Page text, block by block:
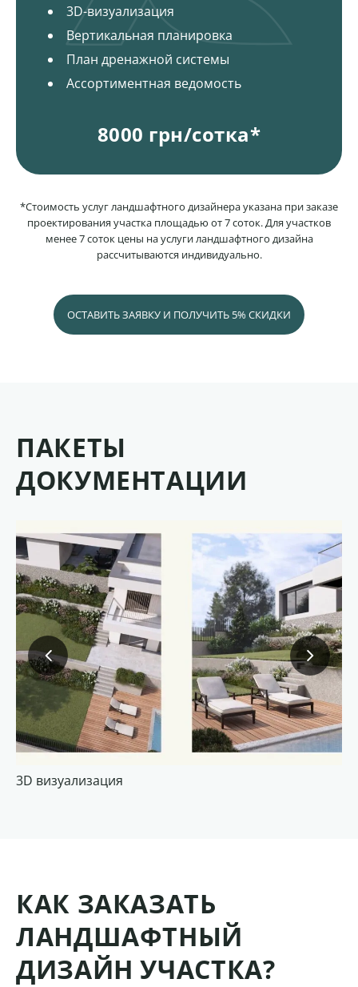
3D-визуализация
Вертикальная планировка
План дренажной системы
Ассортиментная ведомость
8000 грн/сотка*
*Стоимость услуг ландшафтного дизайнера указана при заказе
проектирования участка площадью от 7 соток. Для участков
менее 7 соток цены на услуги ландшафтного дизайна
рассчитываются индивидуально.
ОСТАВИТЬ ЗАЯВКУ И ПОЛУЧИТЬ 5% СКИДКИ
ПАКЕТЫ
ДОКУМЕНТАЦИИ
3D визуализация
КАК ЗАКАЗАТЬ
ЛАНДШАФТНЫЙ
ДИЗАЙН УЧАСТКА?